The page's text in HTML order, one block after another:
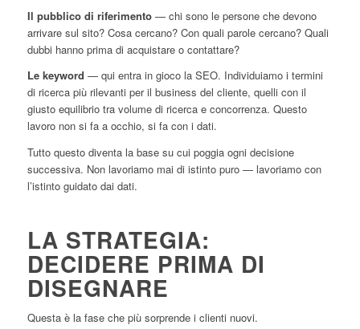
Il pubblico di riferimento— chi sono le persone che devono
arrivare sul sito? Cosa cercano? Con quali parole cercano? Quali
dubbi hanno prima di acquistare o contattare?
Le keyword — qui entra in gioco la SEO. Individuiamo i termini
di ricerca più rilevanti per il business del cliente, quelli con il
giusto equilibrio tra volume di ricerca e concorrenza. Questo
lavoro non si fa a occhio, si fa con i dati.
Tutto questo diventa la base su cui poggia ogni decisione
successiva. Non lavoriamo mai di istinto puro — lavoriamo con
l’istinto guidato dai dati.
LA STRATEGIA:
DECIDERE PRIMA DI
DISEGNARE
Questa è la fase che più sorprende i clienti nuovi.